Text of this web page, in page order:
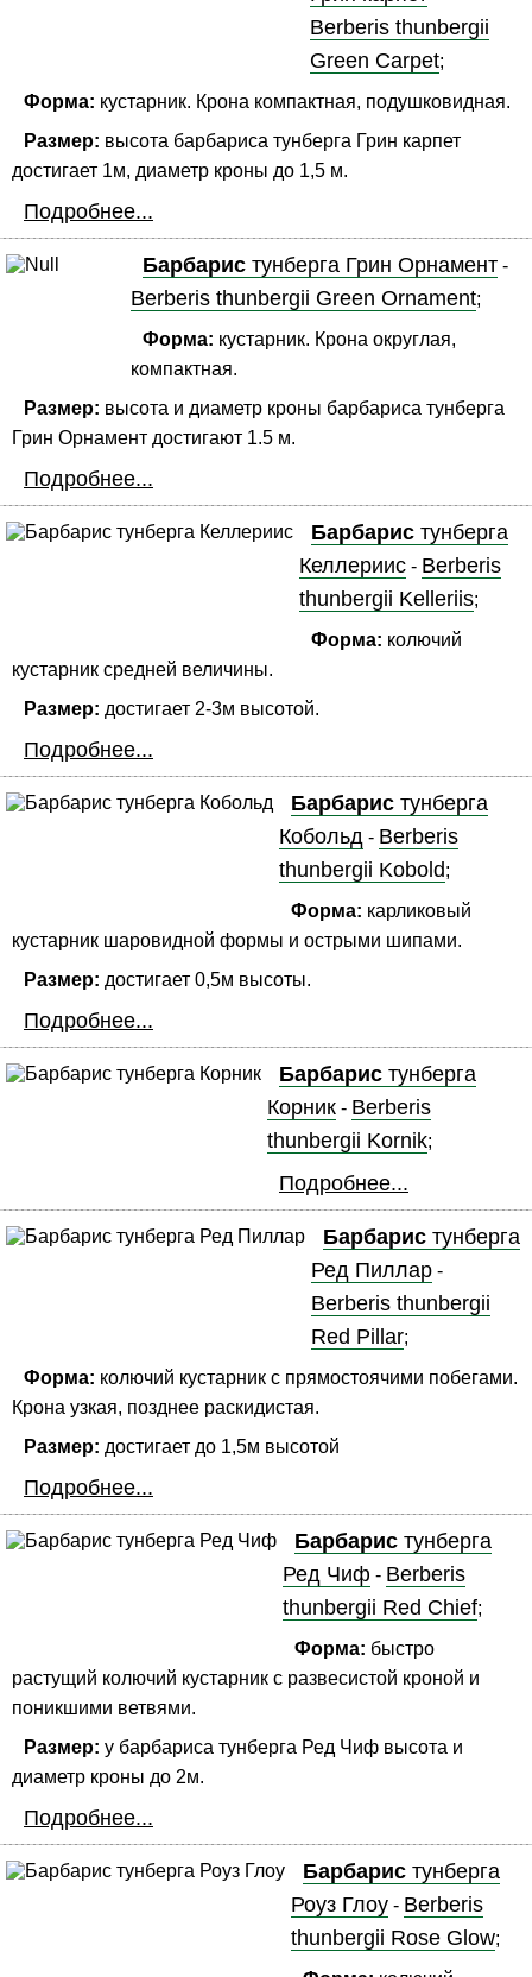
Berberis thunbergii
Green Carpet;
Форма: кустарник. Крона компактная, подушковидная.
Размер: высота барбариса тунберга Грин карпет
достигает 1м, диаметр кроны до 1,5 м.
Подробнее...
Барбарис тунберга Грин Орнамент -
Berberis thunbergii Green Ornament;
Форма: кустарник. Крона округлая,
компактная.
Размер: высота и диаметр кроны барбариса тунберга
Грин Орнамент достигают 1.5 м.
Подробнее...
Барбарис тунберга
Келлериис - Berberis
thunbergii Kelleriis;
Форма: колючий
кустарник средней величины.
Размер: достигает 2-3м высотой.
Подробнее...
Барбарис тунберга
Кобольд - Berberis
thunbergii Kobold;
Форма: карликовый
кустарник шаровидной формы и острыми шипами.
Размер: достигает 0,5м высоты.
Подробнее...
Барбарис тунберга
Корник - Berberis
thunbergii Kornik;
Подробнее...
Барбарис тунберга
Ред Пиллар -
Berberis thunbergii
Red Pillar;
Форма: колючий кустарник с прямостоячими побегами.
Крона узкая, позднее раскидистая.
Размер: достигает до 1,5м высотой
Подробнее...
Барбарис тунберга
Ред Чиф - Berberis
thunbergii Red Chief;
Форма: быстро
растущий колючий кустарник с развесистой кроной и
поникшими ветвями.
Размер: у барбариса тунберга Ред Чиф высота и
диаметр кроны до 2м.
Подробнее...
Барбарис тунберга
Роуз Глоу - Berberis
thunbergii Rose Glow;